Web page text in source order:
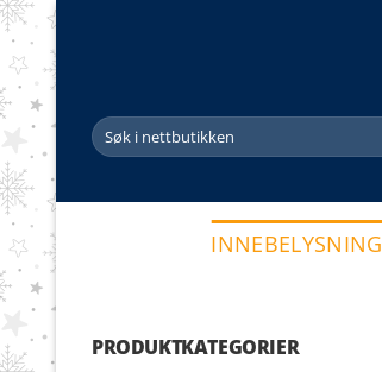
Skip
content
Søk
etter:
INNEBELYSNING
PRODUKTKATEGORIER